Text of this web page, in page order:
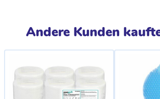
Andere Kunden